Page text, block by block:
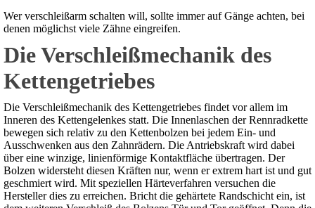
Wer verschleißarm schalten will, sollte immer auf Gänge achten, bei
denen möglichst viele Zähne eingreifen.
Die Verschleißmechanik des
Kettengetriebes
Die Verschleißmechanik des Kettengetriebes findet vor allem im
Inneren des Kettengelenkes statt. Die Innenlaschen der Rennradkette
bewegen sich relativ zu den Kettenbolzen bei jedem Ein- und
Ausschwenken aus den Zahnrädern. Die Antriebskraft wird dabei
über eine winzige, linienförmige Kontaktfläche übertragen. Der
Bolzen widersteht diesen Kräften nur, wenn er extrem hart ist und gut
geschmiert wird. Mit speziellen Härteverfahren versuchen die
Hersteller dies zu erreichen. Bricht die gehärtete Randschicht ein, ist